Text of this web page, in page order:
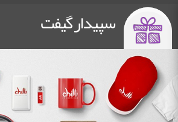
سپیدار گیفت
صفحه اصلی
HomePage
Flash Memory
پاوربانک تبلیغاتی
Power Bank
خدمات چاپ دستگاه چاپ فلت بد درباره ما